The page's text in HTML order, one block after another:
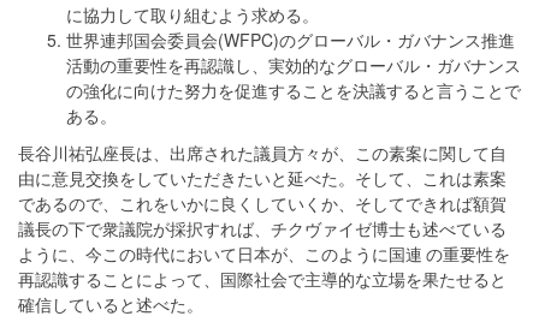
に協力して取り組むよう求める。
世界連邦国会委員会(WFPC)のグローバル・ガバナンス推進
活動の重要性を再認識し、実効的なグローバル・ガバナンス
の強化に向けた努力を促進することを決議すると言うことで
ある。
長谷川祐弘座長は、出席された議員方々が、この素案に関して自
由に意見交換をしていただきたいと延べた。そして、これは素案
であるので、これをいかに良くしていくか、そしてできれば額賀
議長の下で衆議院が採択すれば、チクヴァイゼ博士も述べている
ように、今この時代において日本が、このように国連 の重要性を
再認識することによって、国際社会で主導的な立場を果たせると
確信していると述べた。